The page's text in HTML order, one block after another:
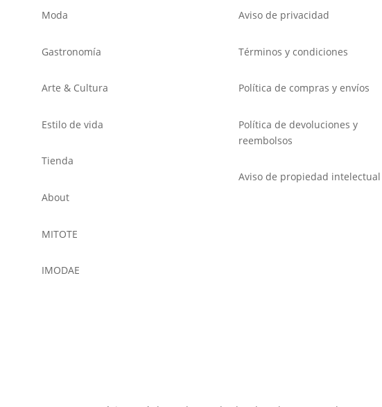
Moda
Gastronomía
Arte & Cultura
Estilo de vida
Tienda
About
MITOTE
IMODAE
Aviso de privacidad
Términos y condiciones
Política de compras y envíos
Política de devoluciones y
reembolsos
Aviso de propiedad intelectual